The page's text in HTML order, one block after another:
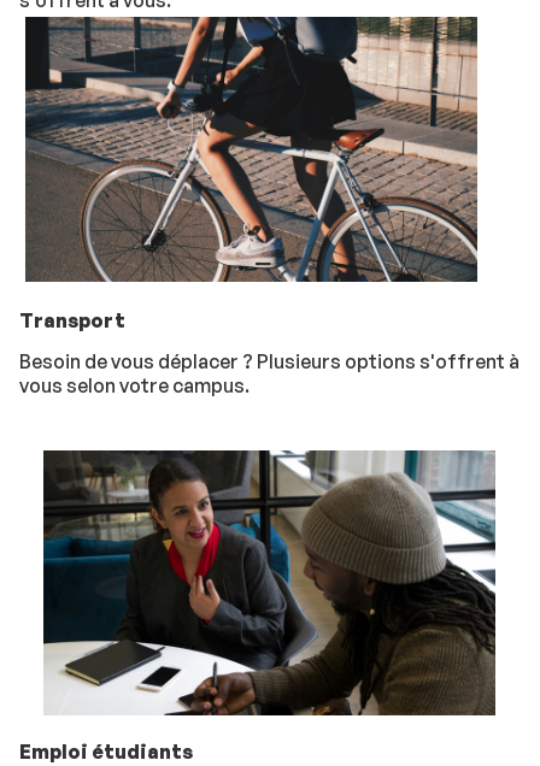
Transport
Besoin de vous déplacer ? Plusieurs options s'offrent à
vous selon votre campus.
Emploi étudiants